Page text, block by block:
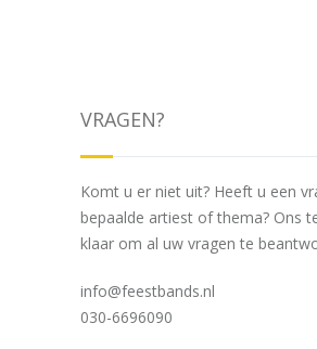
VRAGEN?
Komt u er niet uit? Heeft u een
bepaalde artiest of thema? Ons
klaar om al uw vragen te
info@feestbands.nl
030-6696090